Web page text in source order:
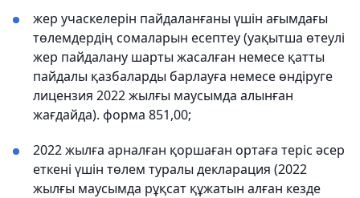
жер учаскелерін пайдаланғаны үшін ағымдағы
төлемдердің сомаларын есептеу (уақытша өтеулі
жер пайдалану шарты жасалған немесе қатты
пайдалы қазбаларды барлауға немесе өндіруге
лицензия 2022 жылғы маусымда алынған
жағдайда). форма 851,00;
2022 жылға арналған қоршаған ортаға теріс әсер
еткені үшін төлем туралы декларация (2022
жылғы маусымда рұқсат құжатын алған кезде